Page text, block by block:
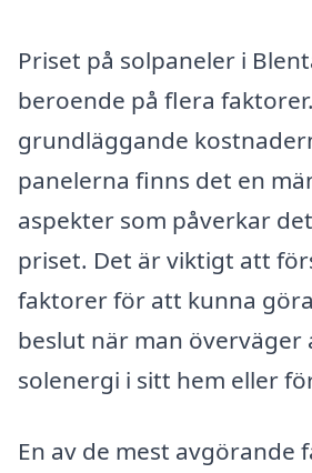
Priset på solpaneler i
beroende på flera
grundläggande
panelerna finns det en
aspekter som påverkar
priset. Det är viktigt att
faktorer för att kunna
beslut när man överväger
solenergi i sitt hem eller
En av de mest avgörande